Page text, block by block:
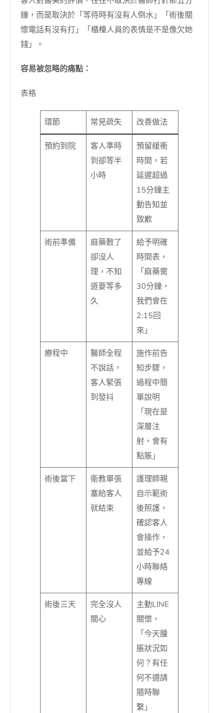
鐘，而是取決於「等待時有沒有人倒水」「術後關
懷電話有沒有打」「櫃檯人員的表情是不是像欠她
錢」。
容易被忽略的痛點：
表格
環節 常見疏失 改善做法
預約到院
客人準時
到卻等半
小時
預留緩衝
時間，若
延遲超過
15分鐘主
動告知並
致歉
術前準備
麻藥敷了
卻沒人
理，不知
道要等多
久
給予明確
時間表，
「麻藥需
30分鐘，
我們會在
2:15回
來」
療程中
醫師全程
不說話，
客人緊張
到發抖
施作前告
知步驟，
過程中簡
單說明
「現在是
深層注
射，會有
點脹」
術後當下
衛教單張
塞給客人
就結束
護理師親
自示範術
後照護，
確認客人
會操作，
並給予24
小時聯絡
專線
術後三天
完全沒人
關心
主動LINE
關懷，
「今天腫
脹狀況如
何？有任
何不適請
隨時聯
繫」